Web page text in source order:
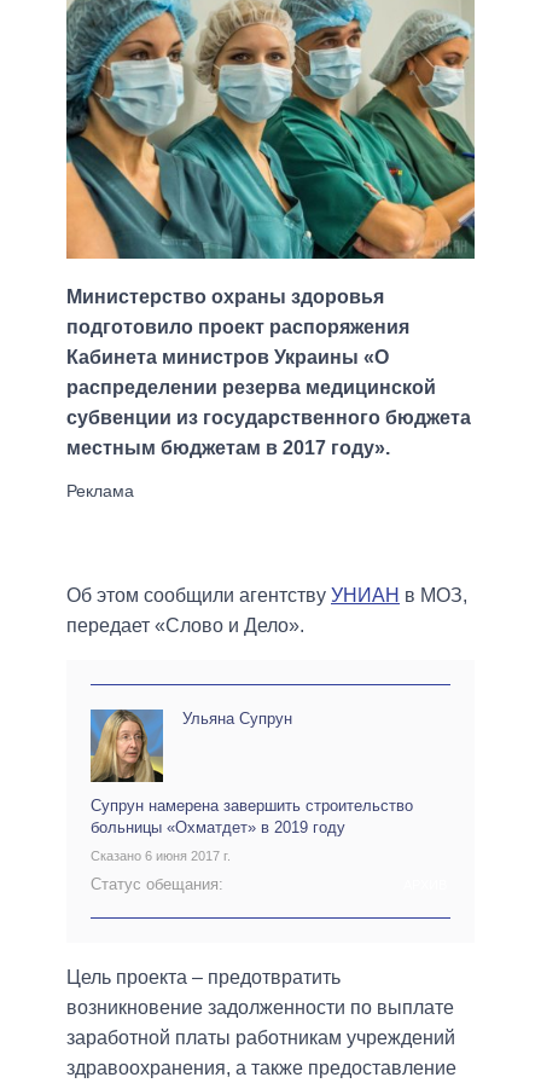
Министерство охраны здоровья
подготовило проект распоряжения
Кабинета министров Украины «О
распределении резерва медицинской
субвенции из государственного бюджета
местным бюджетам в 2017 году».
Об этом сообщили агентству УНИАН в МОЗ,
передает «Слово и Дело».
Ульяна Супрун
Супрун намерена завершить строительство
больницы «Охматдет» в 2019 году
Сказано 6 июня 2017 г.
Статус обещания:
Цель проекта – предотвратить
возникновение задолженности по выплате
заработной платы работникам учреждений
здравоохранения, а также предоставление